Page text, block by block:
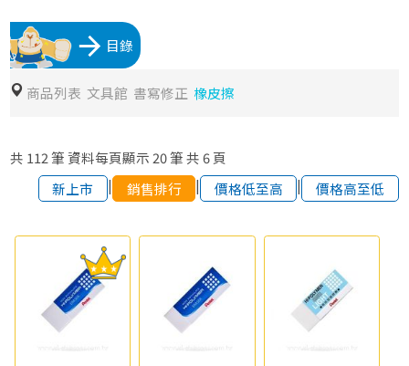
arrow_forward 目錄
商品列表 文具館 書寫修正 橡皮擦
共 112筆 資料每頁顯示 20筆 共 6頁
新上市
| 銷售排行 | 價格低至高 | 價格高至低